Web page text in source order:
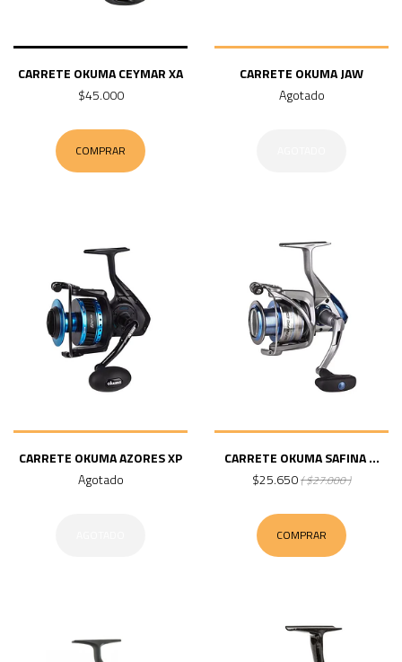
CARRETE OKUMA CEYMAR XA
$45.000
COMPRAR
CARRETE OKUMA JAW
Agotado
CARRETE OKUMA AZORES XP
Agotado
CARRETE OKUMA SAFINA ...
$25.650( $27.000 )
COMPRAR